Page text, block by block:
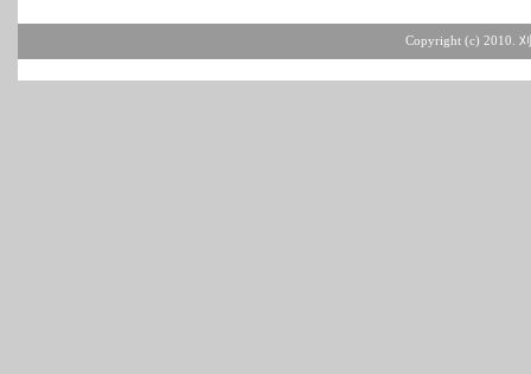
Copyright (c) 2010.